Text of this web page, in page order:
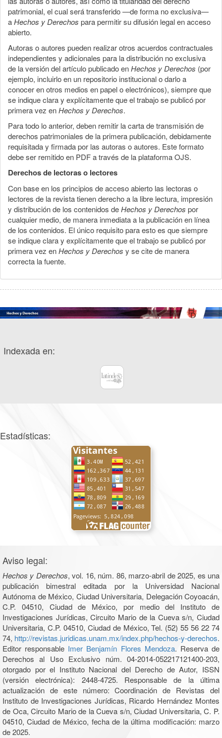
patrimonial, el cual será transferido —de forma no exclusiva—
aHechos y Derechos para permitir su difusión legal en acceso
abierto.
Autoras o autores pueden realizar otros acuerdos contractuales
independientes y adicionales para la distribución no exclusiva
de la versión del artículo publicado enHechos y Derechos (por
ejemplo, incluirlo en un repositorio institucional o darlo a
conocer en otros medios en papel o electrónicos), siempre que
se indique clara y explícitamente que el trabajo se publicó por
primera vez enHechos y Derechos.
Para todo lo anterior, deben remitir la carta de transmisión de
derechos patrimoniales de la primera publicación, debidamente
requisitada y firmada por las autoras o autores. Este formato
debe ser remitido en PDF a través de la plataforma OJS.
Derechos de lectoras o lectores
Con base en los principios de acceso abierto las lectoras o
lectores de la revista tienen derecho a la libre lectura, impresión
y distribución de los contenidos deHechos y Derechos por
cualquier medio, de manera inmediata a la publicación en línea
de los contenidos. El único requisito para esto es que siempre
se indique clara y explícitamente que el trabajo se publicó por
primera vez enHechos y Derechos y se cite de manera
correcta la fuente.
Indexada en:
Estadísticas:
Aviso legal:
Hechos y Derechos, vol. 16, núm. 86, marzo-abril de 2025, es una
publicación bimestral editada por la Universidad Nacional
Autónoma de México, Ciudad Universitaria, Delegación Coyoacán,
C.P. 04510, Ciudad de México, por medio del Instituto de
Investigaciones Jurídicas, Circuito Mario de la Cueva s/n, Ciudad
Universitaria, C.P. 04510, Ciudad de México, Tel. (52) 55 56 22 74
74, http://revistas.juridicas.unam.mx/index.php/hechos-y-derechos.
Editor responsable Imer Benjamín Flores Mendoza. Reserva de
Derechos al Uso Exclusivo núm. 04-2014-052217121400-203,
otorgado por el Instituto Nacional del Derecho de Autor, ISSN
(versión electrónica): 2448-4725. Responsable de la última
actualización de este número: Coordinación de Revistas del
Instituto de Investigaciones Jurídicas, Ricardo Hernández Montes
de Oca, Circuito Mario de la Cueva s/n, Ciudad Universitaria, C. P.
04510, Ciudad de México, fecha de la última modificación: marzo
de 2025.